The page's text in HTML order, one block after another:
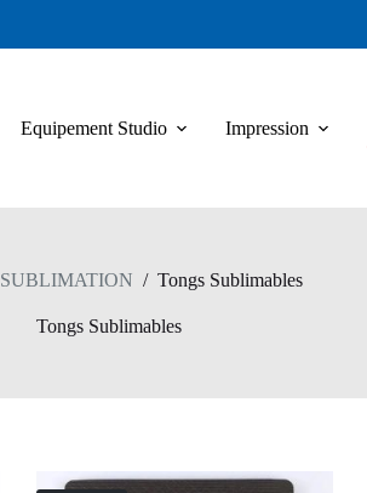
Equipement Studio Impression
SUBLIMATION / Tongs Sublimables
Tongs Sublimables